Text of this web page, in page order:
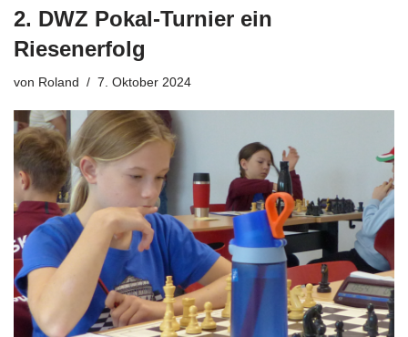
2. DWZ Pokal-Turnier ein
Riesenerfolg
von Roland 7. Oktober 2024